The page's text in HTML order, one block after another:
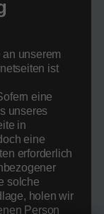
Flamme
unserem
ist
eine
unseres
in
eine
erforderlich
solche
holen wir
Person